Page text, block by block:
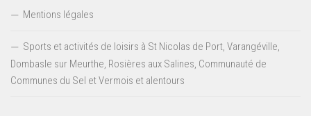
Mentions légales
Sports et activités de loisirs à St Nicolas de Port, Varangéville,
Dombasle sur Meurthe, Rosières aux Salines, Communauté de
Communes du Sel et Vermois et alentours